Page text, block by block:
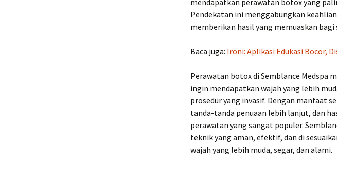
mendapatkan perawatan botox yang
Pendekatan ini menggabungkan
memberikan hasil yang memuaskan bagi
Baca juga: Ironi: Aplikasi Edukasi Bocor,
Perawatan botox di Semblance Medspa
ingin mendapatkan wajah yang lebih
prosedur yang invasif. Dengan manfaat
tanda-tanda penuaan lebih lanjut, dan
perawatan yang sangat populer.
teknik yang aman, efektif, dan di
wajah yang lebih muda, segar, dan alami.